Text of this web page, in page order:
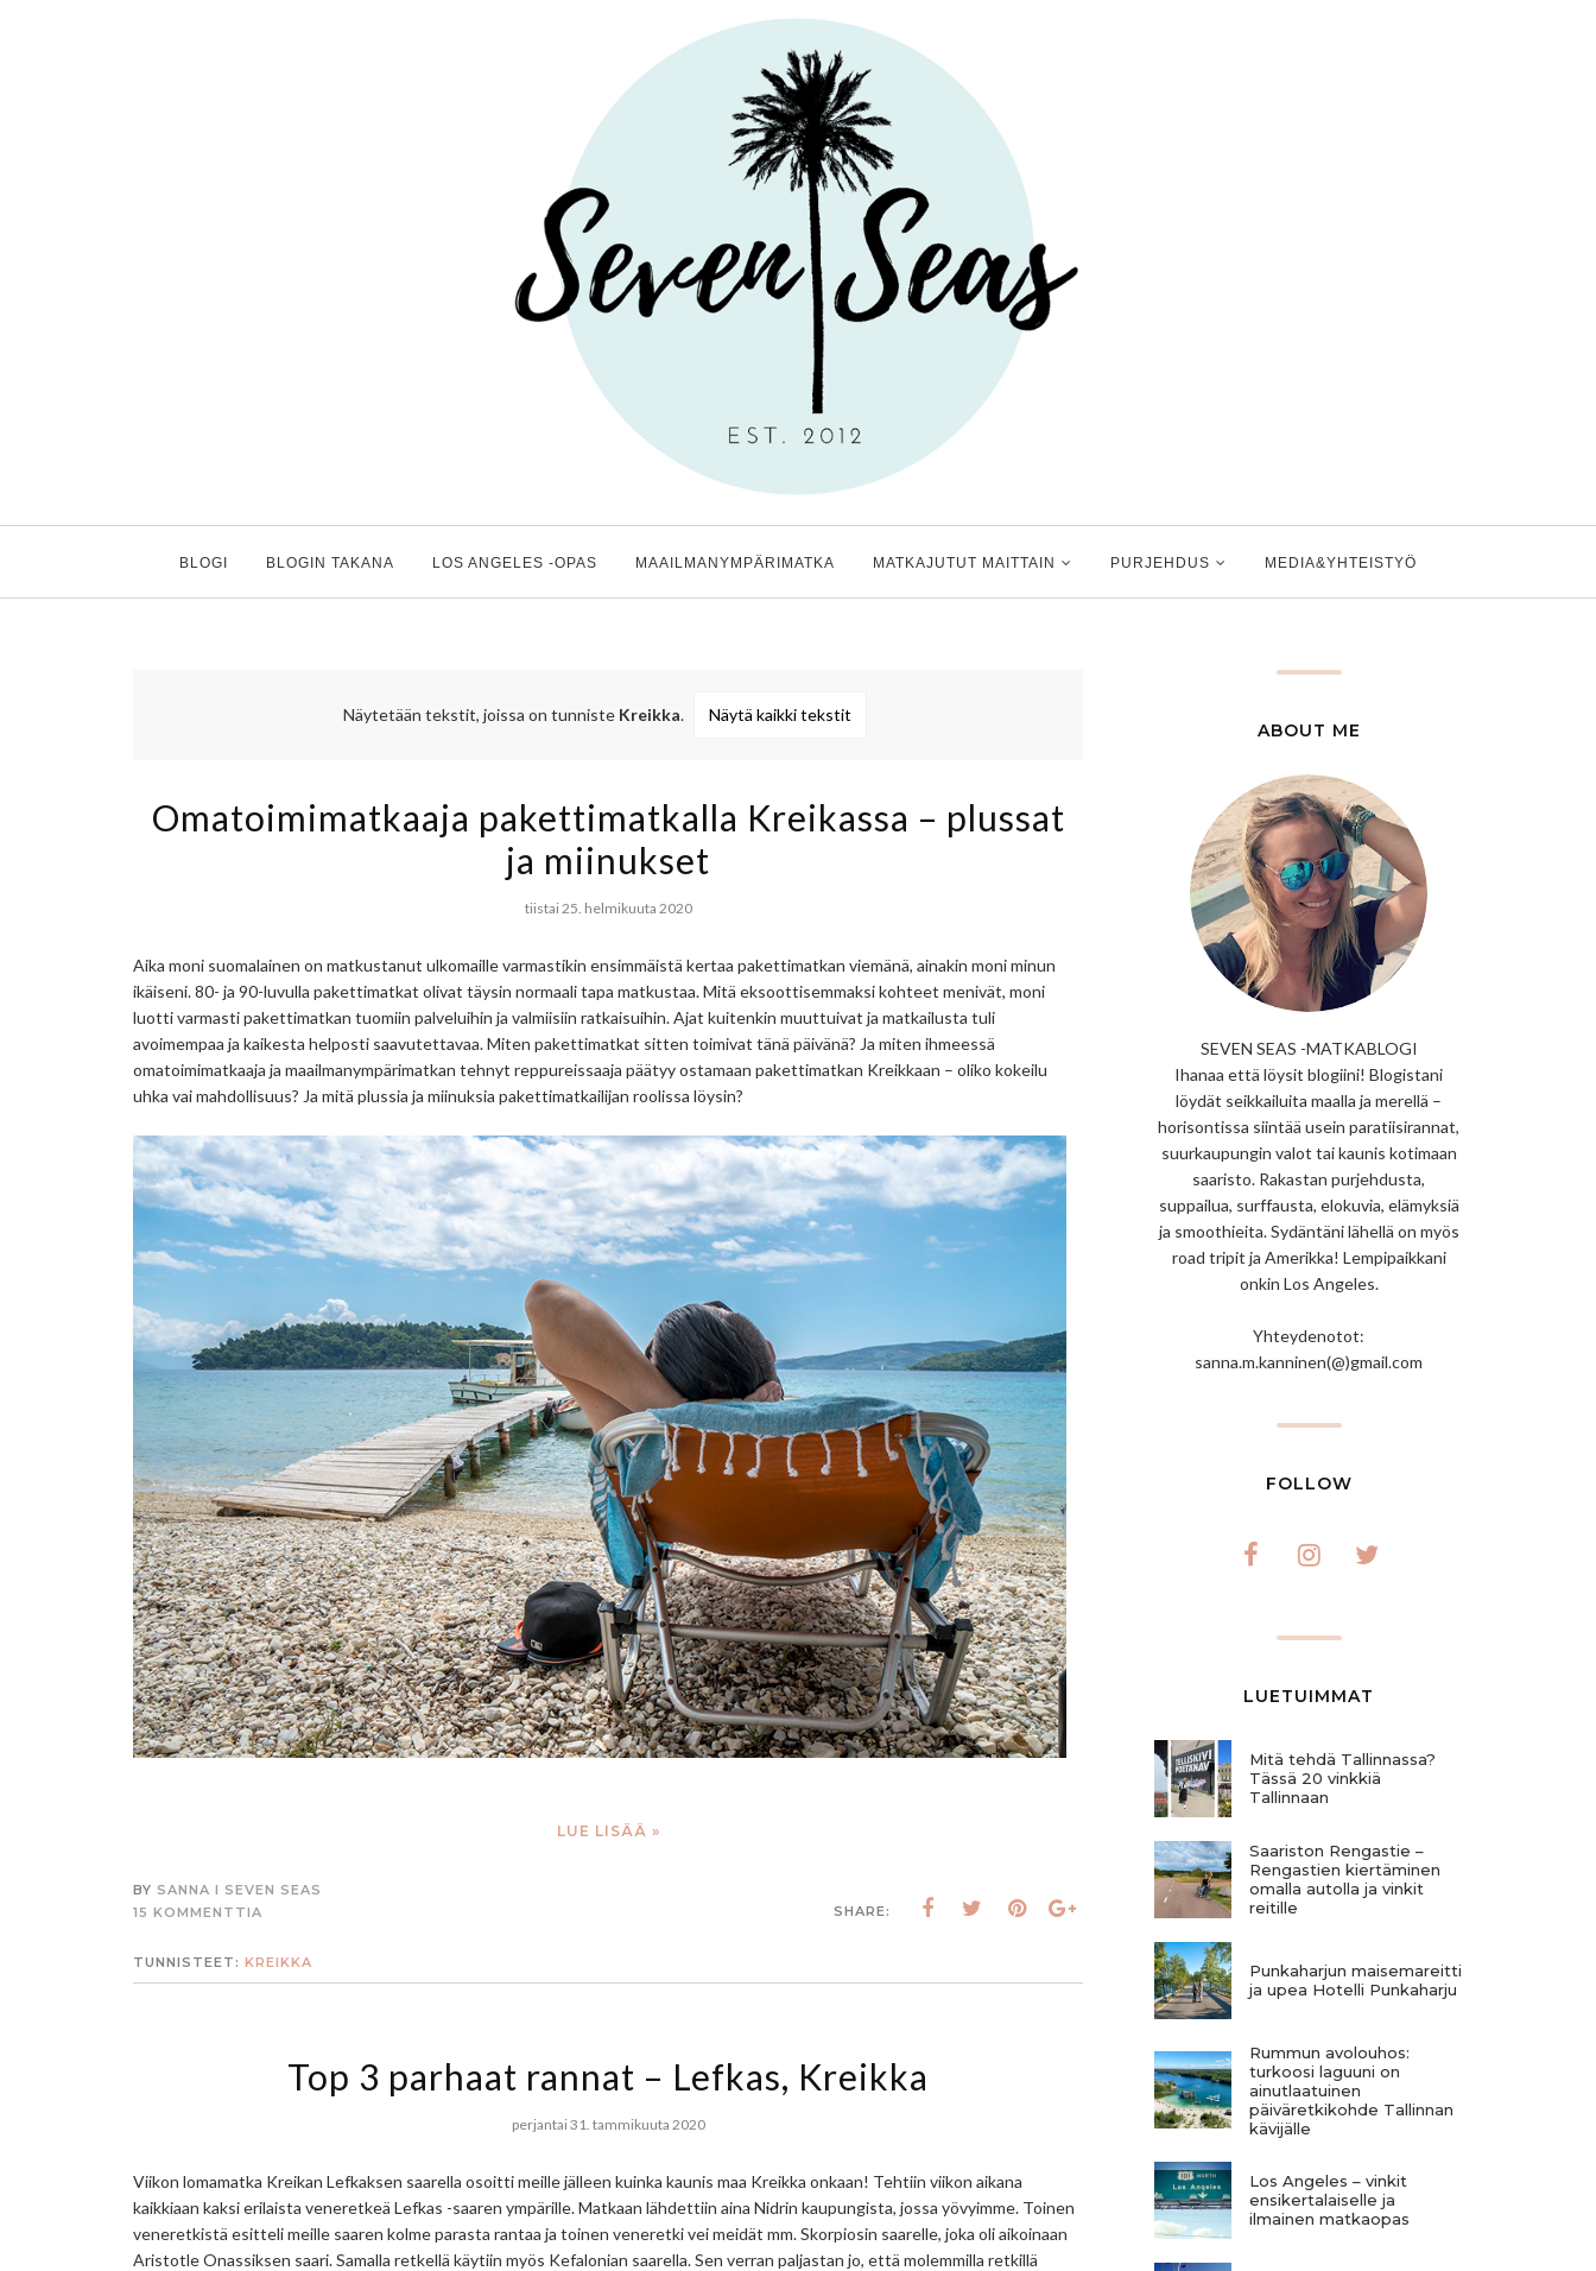
BLOGI BLOGIN TAKANA LOS ANGELES -OPAS MAAILMANYMPÄRIMATKA MATKAJUTUT MAITTAIN PURJEHDUS MEDIA&YHTEISTYÖ
Näytetään tekstit, joissa on tunniste Kreikka. Näytä kaikki tekstit
Omatoimimatkaaja pakettimatkalla Kreikassa – plussat
ja miinukset
tiistai 25. helmikuuta 2020
Aika moni suomalainen on matkustanut ulkomaille varmastikin ensimmäistä kertaa pakettimatkan viemänä, ainakin moni minun
ikäiseni. 80- ja 90-luvulla pakettimatkat olivat täysin normaali tapa matkustaa. Mitä eksoottisemmaksi kohteet menivät, moni
luotti varmasti pakettimatkan tuomiin palveluihin ja valmiisiin ratkaisuihin. Ajat kuitenkin muuttuivat ja matkailusta tuli
avoimempaa ja kaikesta helposti saavutettavaa. Miten pakettimatkat sitten toimivat tänä päivänä? Ja miten ihmeessä
omatoimimatkaaja ja maailmanympärimatkan tehnyt reppureissaaja päätyy ostamaan pakettimatkan Kreikkaan – oliko kokeilu
uhka vai mahdollisuus? Ja mitä plussia ja miinuksia pakettimatkailijan roolissa löysin?
LUE LISÄÄ »
BY SANNA I SEVEN SEAS
15 KOMMENTTIA
SHARE:
TUNNISTEET: KREIKKA
Top 3 parhaat rannat – Lefkas, Kreikka
perjantai 31. tammikuuta 2020
Viikon lomamatka Kreikan Lefkaksen saarella osoitti meille jälleen kuinka kaunis maa Kreikka onkaan! Tehtiin viikon aikana
kaikkiaan kaksi erilaista veneretkeä Lefkas -saaren ympärille. Matkaan lähdettiin aina Nidrin kaupungista, jossa yövyimme. Toinen
veneretkistä esitteli meille saaren kolme parasta rantaa ja toinen veneretki vei meidät mm. Skorpiosin saarelle, joka oli aikoinaan
Aristotle Onassiksen saari. Samalla retkellä käytiin myös Kefalonian saarella. Sen verran paljastan jo, että molemmilla retkillä
ABOUT ME
SEVEN SEAS -MATKABLOGI
Ihanaa että löysit blogiini! Blogistani
löydät seikkailuita maalla ja merellä –
horisontissa siintää usein paratiisirannat,
suurkaupungin valot tai kaunis kotimaan
saaristo. Rakastan purjehdusta,
suppailua, surffausta, elokuvia, elämyksiä
ja smoothieita. Sydäntäni lähellä on myös
road tripit ja Amerikka! Lempipaikkani
onkin Los Angeles.
Yhteydenotot:
sanna.m.kanninen(@)gmail.com
FOLLOW
LUETUIMMAT
Mitä tehdä Tallinnassa?
Tässä 20 vinkkiä
Tallinnaan
Saariston Rengastie –
Rengastien kiertäminen
omalla autolla ja vinkit
reitille
Punkaharjun maisemareitti
ja upea Hotelli Punkaharju
Rummun avolouhos:
turkoosi laguuni on
ainutlaatuinen
päiväretkikohde Tallinnan
kävijälle
Los Angeles – vinkit
ensikertalaiselle ja
ilmainen matkaopas